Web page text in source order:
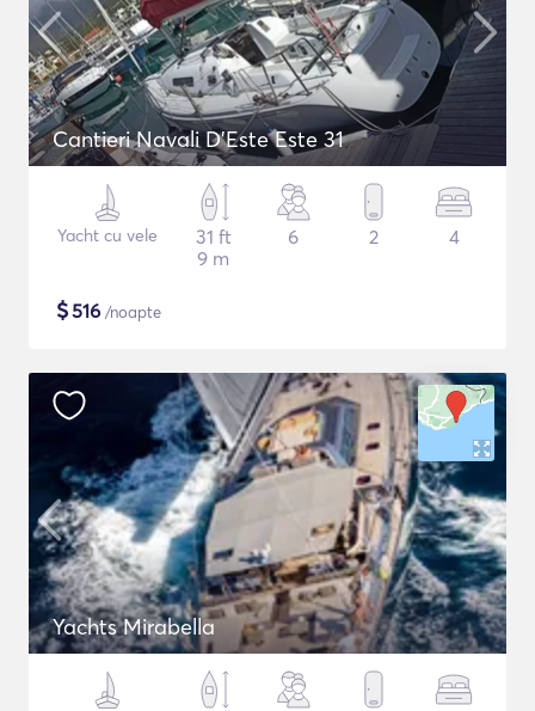
Cantieri Navali D'Este Este 31
Yacht cu vele
31 ft
9 m
6 2 4
$516 /noapte
Yachts Mirabella